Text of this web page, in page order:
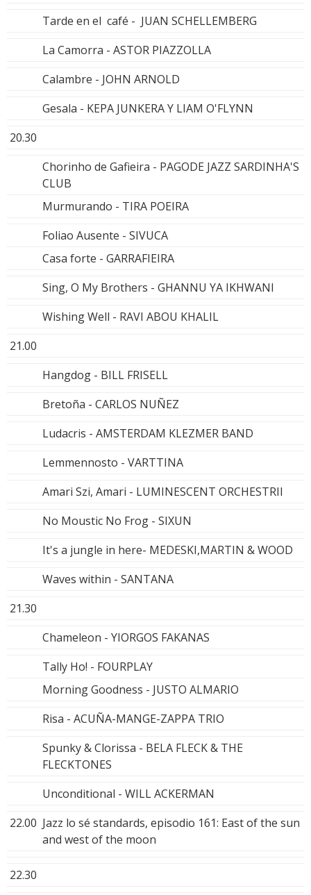
Tarde en el café - JUAN SCHELLEMBERG
La Camorra - ASTOR PIAZZOLLA
Calambre - JOHN ARNOLD
Gesala - KEPA JUNKERA Y LIAM O'FLYNN
20.30
Chorinho de Gafieira - PAGODE JAZZ SARDINHA'S
CLUB
Murmurando - TIRA POEIRA
Foliao Ausente - SIVUCA
Casa forte - GARRAFIEIRA
Sing, O My Brothers - GHANNU YA IKHWANI
Wishing Well - RAVI ABOU KHALIL
21.00
Hangdog - BILL FRISELL
Bretoña - CARLOS NUÑEZ
Ludacris - AMSTERDAM KLEZMER BAND
Lemmennosto - VARTTINA
Amari Szi, Amari - LUMINESCENT ORCHESTRII
No Moustic No Frog - SIXUN
It's a jungle in here- MEDESKI,MARTIN & WOOD
Waves within - SANTANA
21.30
Chameleon - YIORGOS FAKANAS
Tally Ho! - FOURPLAY
Morning Goodness - JUSTO ALMARIO
Risa - ACUÑA-MANGE-ZAPPA TRIO
Spunky & Clorissa - BELA FLECK & THE
FLECKTONES
Unconditional - WILL ACKERMAN
22.00 Jazz lo sé standards, episodio 161: East of the sun
and west of the moon
22.30